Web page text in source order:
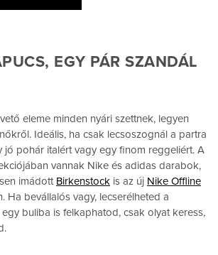
EGY PÁR SZANDÁL
eleme minden nyári szettnek, legyen
Ideális, ha csak lecsoszognál a partra
jó pohár italért vagy egy finom reggeliért. A
vannak Nike és adidas darabok,
imádott Birkenstock is az új Nike Offline
Ha bevállalós vagy, lecserélheted a
buliba is felkaphatod, csak olyat keress,